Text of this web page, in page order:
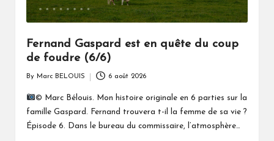
Fernand Gaspard est en quête du coup
de foudre (6/6)
by
By Marc BELOUIS 6 août 2026
© Marc Bélouis. Mon histoire originale en 6 parties sur la
famille Gaspard. Fernand trouvera t-il la femme de sa vie ?
Épisode 6. Dans le bureau du commissaire, l’atmosphère…